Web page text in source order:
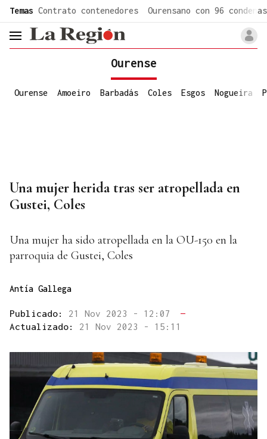
Temas Contrato contenedores Ourensano con 96 condenas
header.menu.open
Ourense
Ourense Amoeiro Barbadás Coles Esgos Nogueira
Una mujer herida tras ser atropellada en
Gustei, Coles
Una mujer ha sido atropellada en la OU-150 en la
parroquia de Gustei, Coles
Antía Gallega
Publicado: 21 Nov 2023 - 12:07
—
Actualizado: 21 Nov 2023 - 15:11